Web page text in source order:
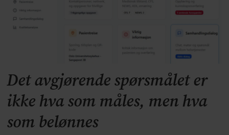
Det avgjørende spørsmålet er
ikke hva som måles, men hva
som belønnes